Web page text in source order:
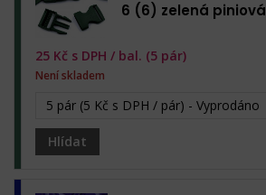
6 (6) zelená piniová
5 pár (5 Kč s DPH / pár) - Vyprodáno
Hlídat
25 Kč s DPH / bal. (5 pár)
Není skladem